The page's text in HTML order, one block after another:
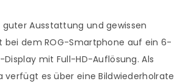
Ausstattung und gewissen
bei dem ROG-Smartphone auf ein 6-
Display mit Full-HD-Auflösung. Als
verfügt es über eine Bildwiederholrate